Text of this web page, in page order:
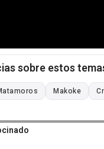
sobre estos
Makoke